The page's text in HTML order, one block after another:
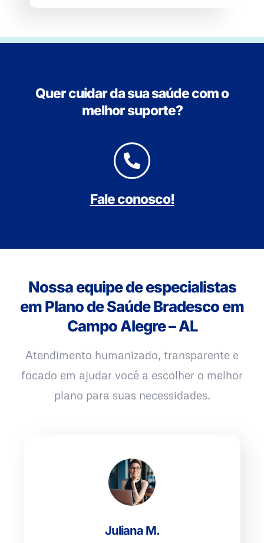
Quer cuidar da sua saúde com o
melhor suporte?
Fale conosco!
Nossa equipe de especialistas
em Plano de Saúde Bradesco em
Campo Alegre – AL
Atendimento humanizado, transparente e
focado em ajudar você a escolher o melhor
plano para suas necessidades.
Juliana M.